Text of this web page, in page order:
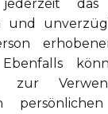
das
und
zur